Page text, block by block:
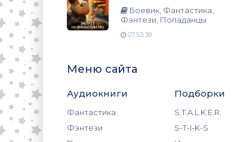
Боевик, Фантастика,
Фэнтези, Попаданцы
07:53:38
Меню сайта
Аудиокниги
Фантастика
Фэнтези
Подборки
S.T.A.L.K.E.R.
S-T-I-K-S